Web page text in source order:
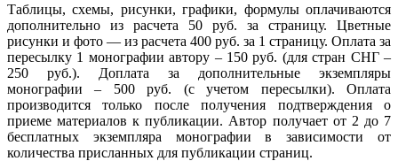
Таблицы, схемы, рисунки, графики, формулы оплачиваются
дополнительно из расчета 50 руб. за страницу. Цветные
рисунки и фото — из расчета 400 руб. за 1 страницу. Оплата за
пересылку 1 монографии автору – 150 руб. (для стран СНГ –
250 руб.). Доплата за дополнительные экземпляры
монографии – 500 руб. (с учетом пересылки). Оплата
производится только после получения подтверждения о
приеме материалов к публикации. Автор получает от 2 до 7
бесплатных экземпляра монографии в зависимости от
количества присланных для публикации страниц.